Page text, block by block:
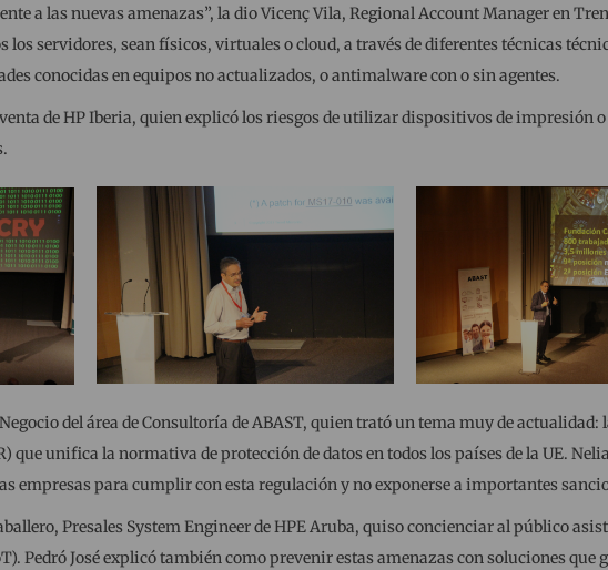
a las nuevas amenazas”, la dio Vicenç Vila, Regional Account Manager en
servidores, sean físicos, virtuales o cloud, a través de diferentes técnicas
conocidas en equipos no actualizados, o antimalware con o sin agentes.
de HP Iberia, quien explicó los riesgos de utilizar dispositivos de impresión
del área de Consultoría de ABAST, quien trató un tema muy de
que unifica la normativa de protección de datos en todos los países de la UE.
empresas para cumplir con esta regulación y no exponerse a importantes
Presales System Engineer de HPE Aruba, quiso concienciar al público
Pedró José explicó también como prevenir estas amenazas con soluciones que